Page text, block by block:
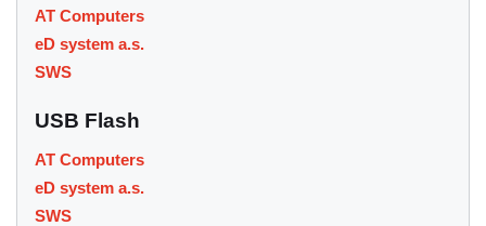
AT Computers
eD system a.s.
SWS
USB Flash
AT Computers
eD system a.s.
SWS